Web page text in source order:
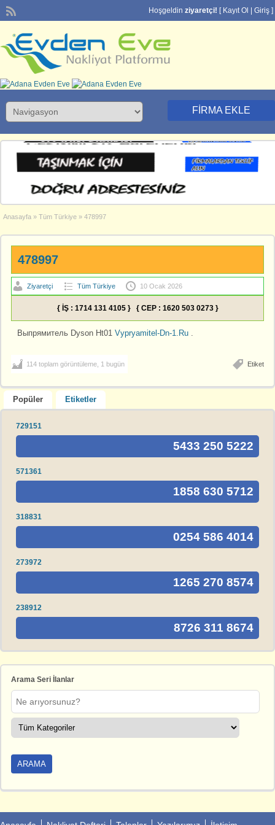
Hoşgeldin ziyaretçi! [ Kayıt Ol Giriş ]
FIRMA EKLE
Anasayfa » Tüm Türkiye » 478997
478997
Ziyaretçi Tüm Türkiye 10 Ocak 2026
{ İŞ : 1714 131 4105 } { CEP : 1620 503 0273 }
Выпрямитель Dyson Ht01 Vypryamitel-Dn-1.Ru .
Etiket
114 toplam görüntüleme, 1 bugün
Popüler Etiketler
729151
5433 250 5222
571361
1858 630 5712
318831
0254 586 4014
273972
1265 270 8574
238912
8726 311 8674
Arama Seri İlanlar